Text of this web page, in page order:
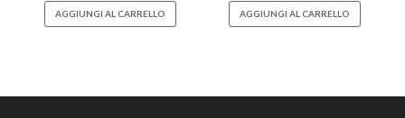
AGGIUNGI AL CARRELLO AGGIUNGI AL CARRELLO